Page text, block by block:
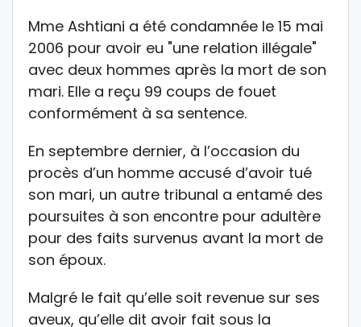
Mme Ashtiani a été condamnée le 15 mai
2006 pour avoir eu "une relation illégale"
avec deux hommes après la mort de son
mari. Elle a reçu 99 coups de fouet
conformément à sa sentence.
En septembre dernier, à l’occasion du
procès d’un homme accusé d’avoir tué
son mari, un autre tribunal a entamé des
poursuites à son encontre pour adultère
pour des faits survenus avant la mort de
son époux.
Malgré le fait qu’elle soit revenue sur ses
aveux, qu’elle dit avoir fait sous la